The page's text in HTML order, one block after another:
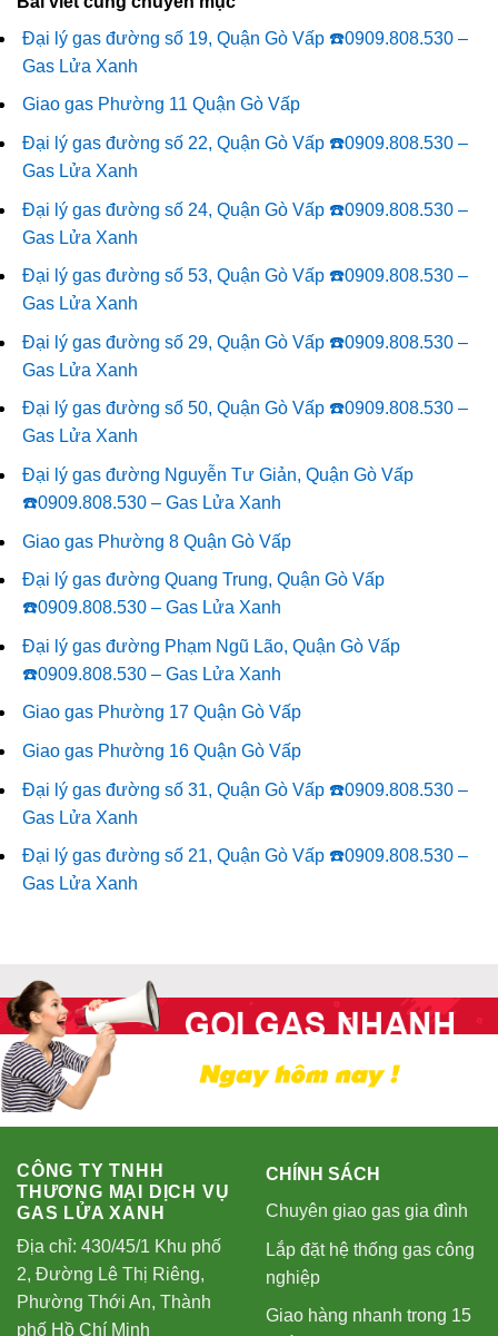
Đại lý gas đường số 19, Quận Gò Vấp ☎️0909.808.530 –
Gas Lửa Xanh
Giao gas Phường 11 Quận Gò Vấp
Đại lý gas đường số 22, Quận Gò Vấp ☎️0909.808.530 –
Gas Lửa Xanh
Đại lý gas đường số 24, Quận Gò Vấp ☎️0909.808.530 –
Gas Lửa Xanh
Đại lý gas đường số 53, Quận Gò Vấp ☎️0909.808.530 –
Gas Lửa Xanh
Đại lý gas đường số 29, Quận Gò Vấp ☎️0909.808.530 –
Gas Lửa Xanh
Đại lý gas đường số 50, Quận Gò Vấp ☎️0909.808.530 –
Gas Lửa Xanh
Đại lý gas đường Nguyễn Tư Giản, Quận Gò Vấp
☎️0909.808.530 – Gas Lửa Xanh
Giao gas Phường 8 Quận Gò Vấp
Đại lý gas đường Quang Trung, Quận Gò Vấp
☎️0909.808.530 – Gas Lửa Xanh
Đại lý gas đường Phạm Ngũ Lão, Quận Gò Vấp
☎️0909.808.530 – Gas Lửa Xanh
Giao gas Phường 17 Quận Gò Vấp
Giao gas Phường 16 Quận Gò Vấp
Đại lý gas đường số 31, Quận Gò Vấp ☎️0909.808.530 –
Gas Lửa Xanh
Đại lý gas đường số 21, Quận Gò Vấp ☎️0909.808.530 –
Gas Lửa Xanh
CÔNG TY TNHH
THƯƠNG MẠI DỊCH VỤ
GAS LỬA XANH
Địa chỉ: 430/45/1 Khu phố
2, Đường Lê Thị Riêng,
Phường Thới An, Thành
phố Hồ Chí Minh
CHÍNH SÁCH
Chuyên giao gas gia đình
Lắp đặt hệ thống gas công
nghiệp
Giao hàng nhanh trong 15